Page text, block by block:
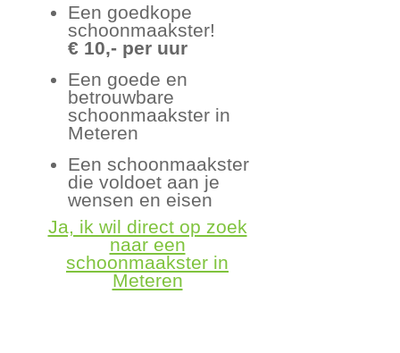
Een goedkope
schoonmaakster!
€ 10,- per uur
Een goede en
betrouwbare
schoonmaakster in
Meteren
Een schoonmaakster
die voldoet aan je
wensen en eisen
Ja, ik wil direct op zoek
naar een
schoonmaakster in
Meteren